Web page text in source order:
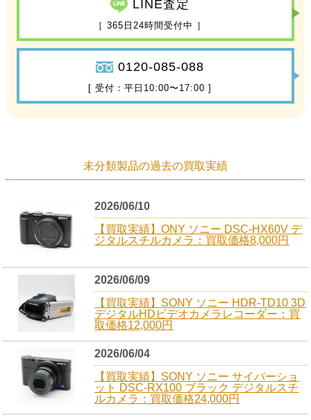
LINE査定
［ 365日24時間受付中 ］
0120-085-088
[ 受付：平日10:00〜17:00 ]
未分類製品の過去の買取実績
2026/06/10
【買取実績】ONY ソニー DSC-HX60V デ
ジタルスチルカメラ：買取価格8,000円
2026/06/09
【買取実績】SONY ソニー HDR-TD10 3D
デジタルHDビデオカメラレコーダー：買
取価格12,000円
2026/06/04
【買取実績】SONY ソニー サイバーショ
ット DSC-RX100 ブラック デジタルスチ
ルカメラ：買取価格24,000円